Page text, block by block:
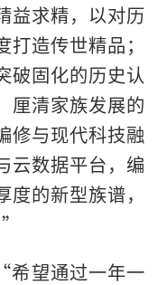
益求精，以对历
造传世精品；
破固化的历史认
厘清家族发展的
修与现代科技融
云数据平台，编
的新型族谱，
希望通过一年一